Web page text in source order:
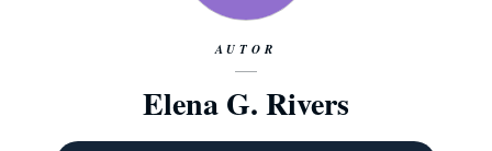
AUTOR
Elena G. Rivers